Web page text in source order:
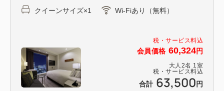
税・サービス料込
会員価格 60,324円
大人 2名 1 室
税・サービス料込
合計 63,500円
クイーンサイズ×1 Wi-Fiあり（無料）